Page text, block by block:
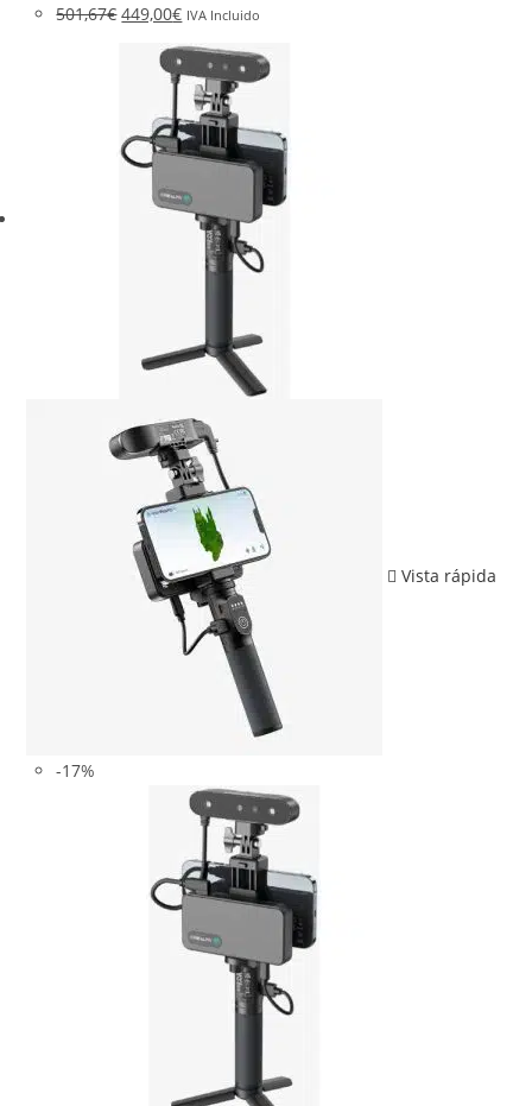
501,67€ 449,00€ IVA Incluido
Vista rápida
-17%